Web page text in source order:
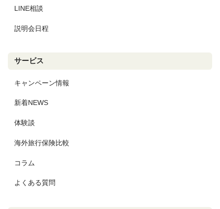
LINE相談
説明会日程
サービス
キャンペーン情報
新着NEWS
体験談
海外旅行保険比較
コラム
よくある質問